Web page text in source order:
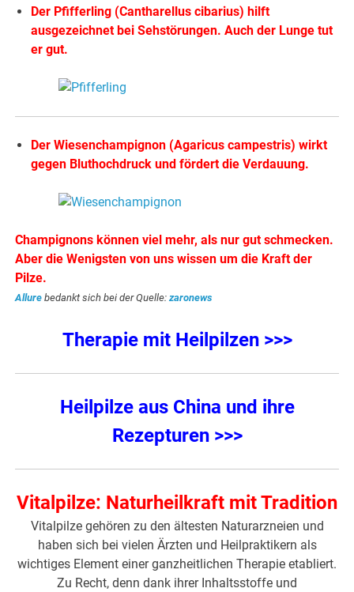
Der Pfifferling (Cantharellus cibarius) hilft
ausgezeichnet bei Sehstörungen. Auch der Lunge tut
er gut.
Der Wiesenchampignon (Agaricus campestris) wirkt
gegen Bluthochdruck und fördert die Verdauung.
Champignons können viel mehr, als nur gut schmecken.
Aber die Wenigsten von uns wissen um die Kraft der
Pilze.
Allure bedankt sich bei der Quelle:zaronews
Therapie mit Heilpilzen >>>
Heilpilze aus China und ihre
Rezepturen >>>
Vitalpilze: Naturheilkraft mit Tradition
Vitalpilze gehören zu den ältesten Naturarzneien und
haben sich bei vielen Ärzten und Heilpraktikern als
wichtiges Element einer ganzheitlichen Therapie etabliert.
Zu Recht, denn dank ihrer Inhaltsstoffe und